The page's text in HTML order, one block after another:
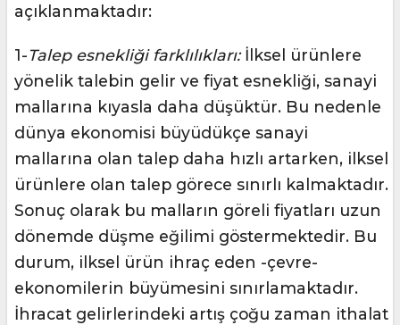
açıklanmaktadır:
1-Talep esnekliği farklılıkları:İlksel ürünlere
yönelik talebin gelir ve fiyat esnekliği, sanayi
mallarına kıyasla daha düşüktür. Bu nedenle
dünya ekonomisi büyüdükçe sanayi
mallarına olan talep daha hızlı artarken, ilksel
ürünlere olan talep görece sınırlı kalmaktadır.
Sonuç olarak bu malların göreli fiyatları uzun
dönemde düşme eğilimi göstermektedir. Bu
durum, ilksel ürün ihraç eden -çevre-
ekonomilerin büyümesini sınırlamaktadır.
İhracat gelirlerindeki artış çoğu zaman ithalat